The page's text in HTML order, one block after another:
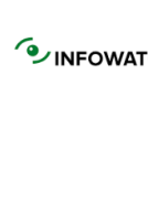
Новости